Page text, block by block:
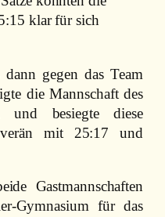
klar für sich
gegen das Team
die Mannschaft des
besiegte diese
mit 25:17 und
Gastmannschaften
Gymnasium für das